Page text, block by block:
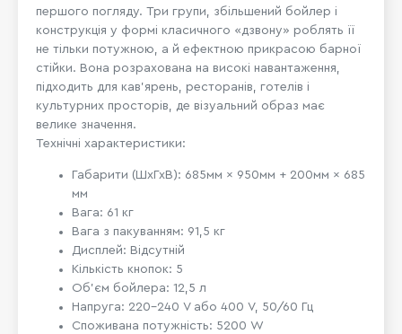
першого погляду. Три групи, збільшений бойлер і
конструкція у формі класичного «дзвону» роблять її
не тільки потужною, а й ефектною прикрасою барної
стійки. Вона розрахована на високі навантаження,
підходить для кав’ярень, ресторанів, готелів і
культурних просторів, де візуальний образ має
велике значення.
Технічні характеристики:
Габарити (ШхГхВ): 685мм × 950мм + 200мм × 685
мм
Вага: 61 кг
Вага з пакуванням: 91,5 кг
Дисплей: Відсутній
Кількість кнопок: 5
Об’єм бойлера: 12,5 л
Напруга: 220–240 V або 400 V, 50/60 Гц
Споживана потужність: 5200 W